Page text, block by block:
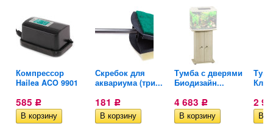
Компрессор
Hailea ACO 9901
585 Р
Скребок для
аквариума (три...
181 Р
Тумба с дверями
Биодизайн...
4 683 Р 2